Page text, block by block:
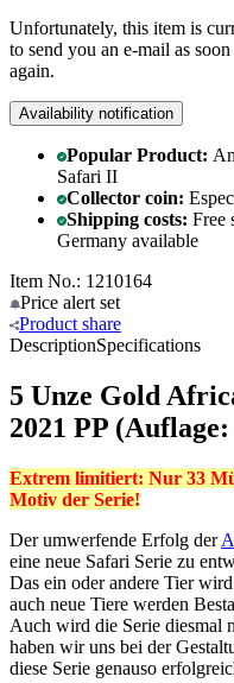
Unfortunately, this item is
to send you an e-mail as
again.
Availability notification
Popular Product:
Safari II
Collector coin:
Shipping costs: Free
Germany available
Item No.: 1210164
Price alert set
Product share
DescriptionSpecifications
5 Unze Gold
2021 PP
Extrem limitiert: Nur 33
Motiv der Serie!
Der umwerfende Erfolg der
eine neue Safari Serie zu
Das ein oder andere Tier
auch neue Tiere werden
Auch wird die Serie diesmal
haben wir uns bei der
diese Serie genauso